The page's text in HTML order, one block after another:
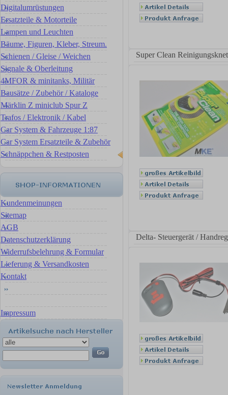
Digitalumrüstungen
Ersatzteile & Motorteile
Lampen und Leuchten
Bäume, Figuren, Kleber, Streum.
Schienen / Gleise / Weichen
Signale & Oberleitung
4MFOR & minitanks, Militär
Bausätze / Zubehör / Kataloge
Märklin Z miniclub Spur Z
Trafos / Elektronik / Kabel
Car System & Fahrzeuge 1:87
Car System Ersatzteile & Zubehör
Schnäppchen & Restposten
Kundenmeinungen
Sitemap
AGB
Datenschutzerklärung
Widerrufsbelehrung & Formular
Lieferung & Versandkosten
Kontakt
Impressum
Super Clean
Delta- Steuergerät /